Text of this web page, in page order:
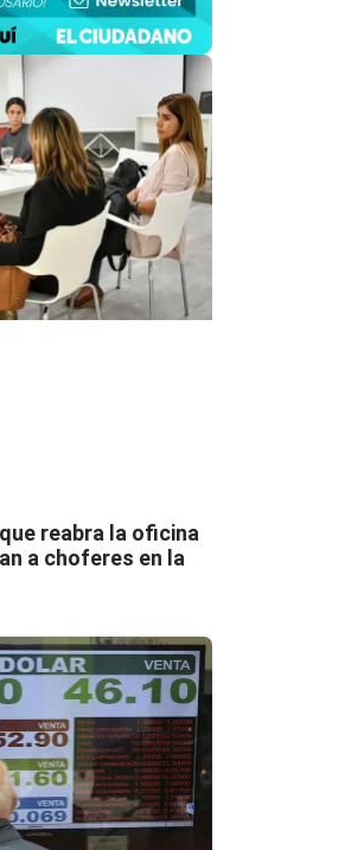
reabra la oficina
a choferes en la